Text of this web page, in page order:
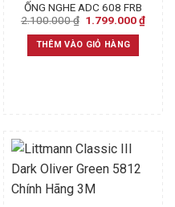
ỐNG NGHE ADC 608 FRB
2.100.000₫ Original
was:
2.100.000 ₫.
1.799.000₫
THÊM VÀO GIỎ HÀNG